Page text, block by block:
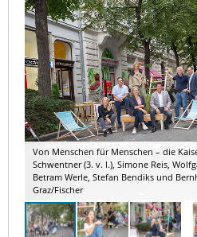
Von Menschen für Menschen – die
Schwentner (3. v. l.), Simone Reis,
Betram Werle, Stefan Bendiks und
Graz/Fischer